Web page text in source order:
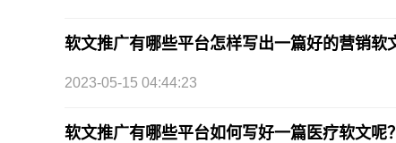
软文推广有哪些平台怎样写出一篇好的营销软
2023-05-15 04:44:23
软文推广有哪些平台如何写好一篇医疗软文呢？